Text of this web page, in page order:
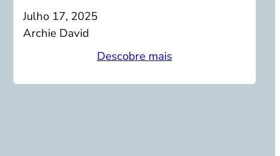
Julho 17, 2025
Archie David
Descobre mais